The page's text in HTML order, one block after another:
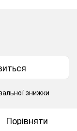
знижки
Порівняти